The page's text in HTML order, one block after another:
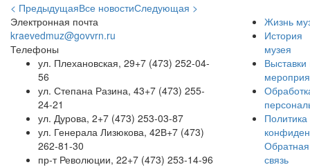
< ПредыдущаяВсе новостиСледующая >
Электронная почта
kraevedmuz@govvrn.ru
Телефоны
ул. Плехановская, 29+7 (473) 252-04-
56
ул. Степана Разина, 43+7 (473) 255-
24-21
ул. Дурова, 2+7 (473) 253-03-87
ул. Генерала Лизюкова, 42В+7 (473)
262-81-30
пр-т Революции, 22+7 (473) 253-14-96
Жизнь
История
музея
Выставки
Политика
Обратная
связь